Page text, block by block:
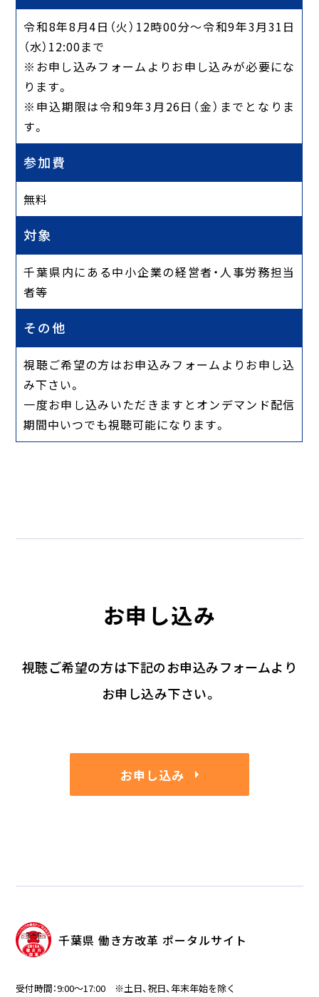
令和8年8月4日（火）12時00分～令和9年3月31日
（水）12:00まで
※お申し込みフォームよりお申し込みが必要にな
ります。
※申込期限は令和9年3月26日（金）までとなりま
す。
参加費
無料
対象
千葉県内にある中小企業の経営者・人事労務担当
者等
その他
視聴ご希望の方はお申込みフォームよりお申し込
み下さい。
一度お申し込みいただきますとオンデマンド配信
期間中いつでも視聴可能になります。
お申し込み
視聴ご希望の方は下記のお申込みフォームより
お申し込み下さい。
お申し込み
千葉県 働き方改革 ポータルサイト
受付時間：9:00～17:00 ※土日、祝日、年末年始を除く